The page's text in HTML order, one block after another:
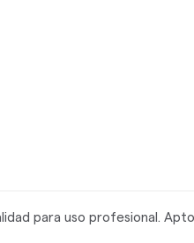
para uso profesional.